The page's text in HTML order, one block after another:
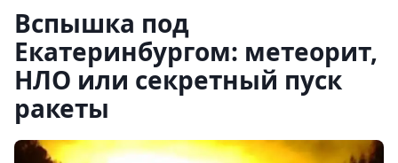
Вспышка под
Екатеринбургом: метеорит,
НЛО или секретный пуск
ракеты